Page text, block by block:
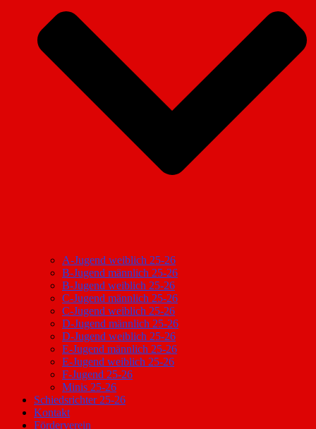
A-Jugend weiblich 25-26
B-Jugend männlich 25-26
B-Jugend weiblich 25-26
C-Jugend männlich 25-26
C-Jugend weiblich 25-26
D-Jugend männlich 25-26
D-Jugend weiblich 25-26
E-Jugend männlich 25-26
E-Jugend weiblich 25-26
F-Jugend 25-26
Minis 25-26
Schiedsrichter 25-26
Kontakt
Förderverein